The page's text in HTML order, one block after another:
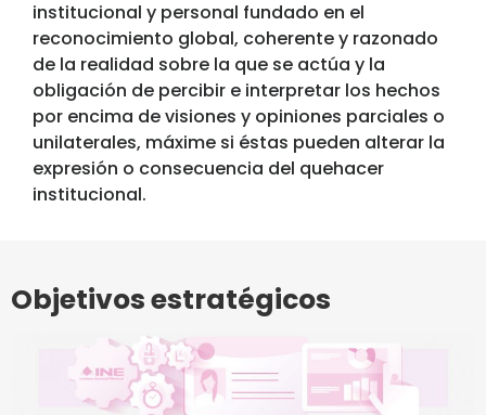
institucional y personal fundado en el
reconocimiento global, coherente y razonado
de la realidad sobre la que se actúa y la
obligación de percibir e interpretar los hechos
por encima de visiones y opiniones parciales o
unilaterales, máxime si éstas pueden alterar la
expresión o consecuencia del quehacer
institucional.
Objetivos estratégicos